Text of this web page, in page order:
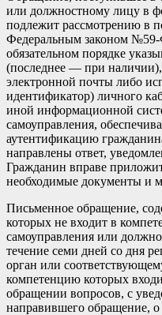
или должностному лицу в
подлежит рассмотрению в
Федеральным законом
обязательном порядке
(последнее — при наличии),
электронной почты либо
идентификатор) личного
иной информационной
самоуправления,
аутентификацию
направлены ответ,
Гражданин вправе
необходимые документы и
Письменное обращение,
которых не входит в
самоуправления или
течение семи дней со дня
орган или
компетенцию которых
обращении вопросов, с
направившего обращение,